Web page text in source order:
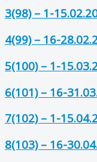
3(98) – 1-
4(99) – 16-
5(100) – 1-
6(101) – 16-
7(102) – 1-
8(103) – 16-